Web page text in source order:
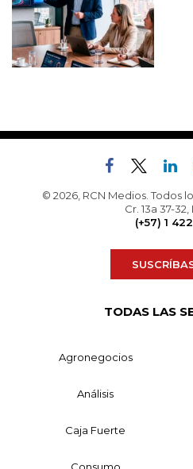
© 2026, RCN Medios. Todos
Cr. 13a 37-
(+57) 1
TODAS LAS
Agronegocios
Análisis
Caja Fuerte